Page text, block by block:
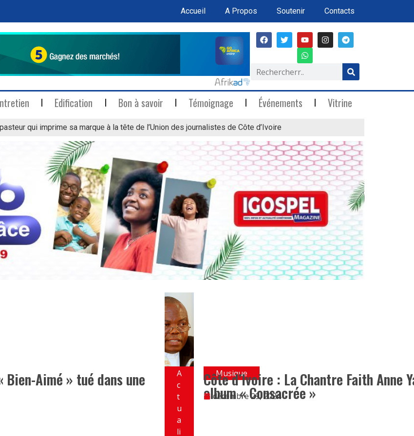
Accueil A Propos Soutenir Contacts
Edification Bon à savoir Témoignage Événements Vitrine
qui imprime sa marque à la tête de l’Union des journalistes de Côte d’Ivoire
Aimé » tué dans une
A
c
t
u
a
li
Musique
Côte d’Ivoire : La Chantre Faith Anne
album « Consacrée »
décembre 29, 2024